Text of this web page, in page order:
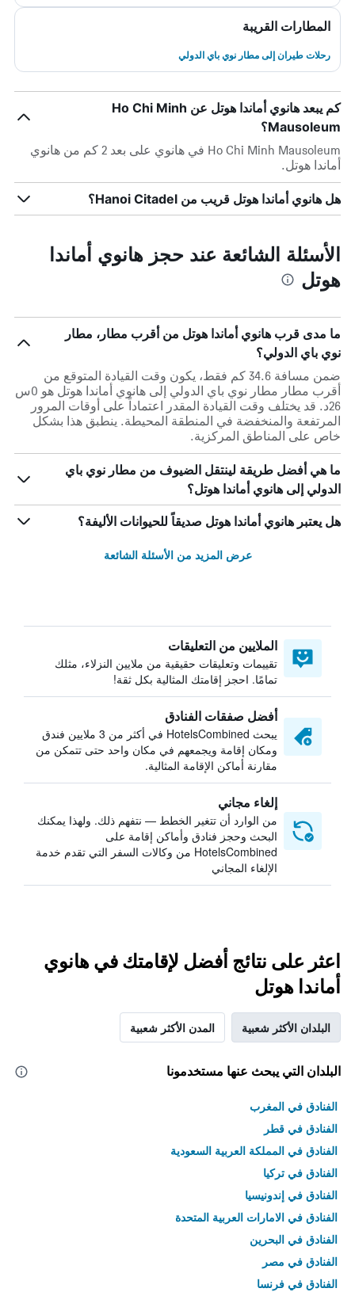
المطارات القريبة
رحلات طيران إلى مطار نوي باي الدولي
كم يبعد هانوي أماندا هوتل عن Ho Chi Minh
Mausoleum؟
Ho Chi Minh Mausoleum في هانوي على بعد 2 كم من هانوي
أماندا هوتل.
هل هانوي أماندا هوتل قريب من Hanoi Citadel؟
الأسئلة الشائعة عند حجز هانوي أماندا
هوتل
ما مدى قرب هانوي أماندا هوتل من أقرب مطار، مطار
نوي باي الدولي؟
ضمن مسافة 34.6 كم فقط، يكون وقت القيادة المتوقع من
أقرب مطار مطار نوي باي الدولي إلى هانوي أماندا هوتل هو 0س
26د. قد يختلف وقت القيادة المقدر اعتماداً على أوقات المرور
المرتفعة والمنخفضة في المنطقة المحيطة. ينطبق هذا بشكل
خاص على المناطق المركزية.
ما هي أفضل طريقة لينتقل الضيوف من مطار نوي باي
الدولي إلى هانوي أماندا هوتل؟
هل يعتبر هانوي أماندا هوتل صديقاً للحيوانات الأليفة؟
عرض المزيد من الأسئلة الشائعة
الملايين من التعليقات
تقييمات وتعليقات حقيقية من ملايين النزلاء، مثلك
تمامًا. احجز إقامتك المثالية بكل ثقة!
أفضل صفقات الفنادق
يبحث HotelsCombined في أكثر من 3 ملايين فندق
ومكان إقامة ويجمعهم في مكان واحد حتى تتمكن من
مقارنة أماكن الإقامة المثالية.
إلغاء مجاني
من الوارد أن تتغير الخطط — نتفهم ذلك. ولهذا يمكنك
البحث وحجز فنادق وأماكن إقامة على
HotelsCombined من وكالات السفر التي تقدم خدمة
الإلغاء المجاني
اعثر على نتائج أفضل لإقامتك في هانوي
أماندا هوتل
البلدان الأكثر شعبية المدن الأكثر شعبية
البلدان التي يبحث عنها مستخدمونا
الفنادق في المغرب
الفنادق في قطر
الفنادق في المملكة العربية السعودية
الفنادق في تركيا
الفنادق في إندونيسيا
الفنادق في الامارات العربية المتحدة
الفنادق في البحرين
الفنادق في مصر
الفنادق في فرنسا